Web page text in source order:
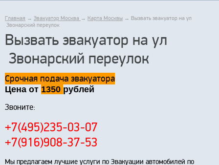
Главная → Эвакуатор Москва → Карта Москвы → Вызвать эвакуатор на ул
Звонарский переулок
Вызвать эвакуатор на ул
Звонарский переулок
Срочная подача эвакуатора
Цена от 1350 рублей
Звоните:
+7(495)235-03-07
+7(916)908-37-53
Мы предлагаем лучшие услуги по Эвакуации автомобилей по